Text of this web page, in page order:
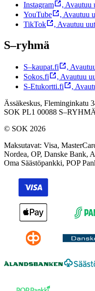
Instagram
, Avautuu
YouTube
, Avautuu
TikTok
, Avautuu
S–ryhmä
S–kaupat.fi ,
Sokos.fi
, Avautuu
S-Etukortti.fi
,
Ässäkeskus, Fleminginkatu
SOK PL1 00088
© SOK 2026
Maksutavat: Visa,
Nordea, OP, Danske Bank,
Oma Säästöpankki, POP